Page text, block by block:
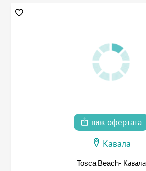
виж офертата
Кавала
Tosca Beach- Кавала